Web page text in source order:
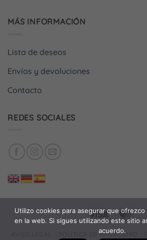
MÁS INFORMACIÓN
Lista de deseos
Envíos y devoluciones
Contacto
REDES SOCIALES
Visa
POLÍTICA DE PRIVACIDAD
Utilizo cookies para asegurar que
en la web. Si sigues utilizando este sitio
acuerdo.